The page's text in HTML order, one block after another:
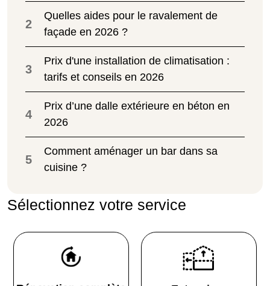
2
Quelles aides pour le ravalement de
façade en 2026 ?
3
Prix d'une installation de climatisation :
tarifs et conseils en 2026
4
Prix d’une dalle extérieure en béton en
2026
5
Comment aménager un bar dans sa
cuisine ?
Sélectionnez votre service